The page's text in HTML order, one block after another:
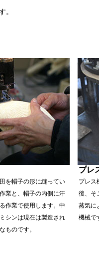
。
を帽子の形に縫ってい
業と、帽子の内側に汗
作業で使用します。中
シンは現在は製造され
ものです。
プレ
プレス
後、そ
蒸気に
機械で